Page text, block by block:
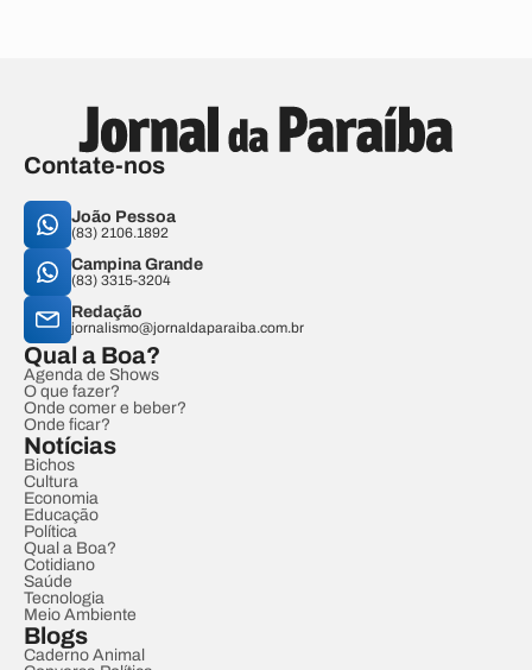
Contate-nos
João Pessoa
(83) 2106.1892
Campina Grande
(83) 3315-3204
Redação
jornalismo@jornaldaparaiba.com.br
Qual a Boa?
Agenda de Shows
O que fazer?
Onde comer e beber?
Onde ficar?
Notícias
Bichos
Cultura
Economia
Educação
Política
Qual a Boa?
Cotidiano
Saúde
Tecnologia
Meio Ambiente
Blogs
Caderno Animal